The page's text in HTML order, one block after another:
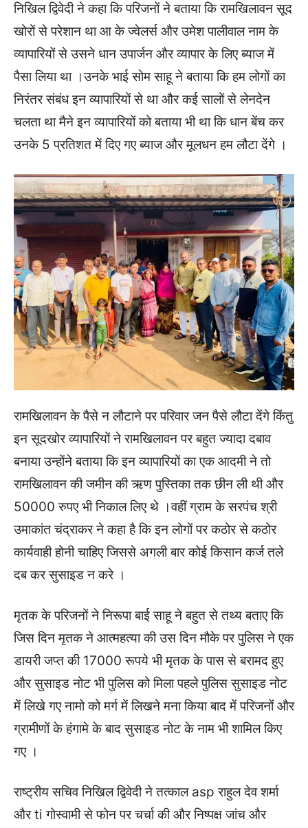
निखिल द्विवेदी ने कहा कि परिजनों ने बताया कि रामखिलावन सूद
खोरों से परेशान था आ के ज्वेलर्स और उमेश पालीवाल नाम के
व्यापारियों से उसने धान उपार्जन और व्यापार के लिए ब्याज में
पैसा लिया था ।उनके भाई सोम साहू ने बताया कि हम लोगों का
निरंतर संबंध इन व्यापारियों से था और कई सालों से लेनदेन
चलता था मैने इन व्यापारियों को बताया भी था कि धान बेंच कर
उनके 5 प्रतिशत में दिए गए ब्याज और मूलधन हम लौटा देंगे ।
रामखिलावन के पैसे न लौटाने पर परिवार जन पैसे लौटा देंगे किंतु
इन सूदखोर व्यापारियों ने रामखिलावन पर बहुत ज्यादा दबाव
बनाया उन्होंने बताया कि इन व्यापारियों का एक आदमी ने तो
रामखिलावन की जमीन की ऋण पुस्तिका तक छीन ली थी और
50000 रुपए भी निकाल लिए थे ।वहीं ग्राम के सरपंच श्री
उमाकांत चंद्राकर ने कहा है कि इन लोगों पर कठोर से कठोर
कार्यवाही होनी चाहिए जिससे अगली बार कोई किसान कर्ज तले
दब कर सुसाइड न करे ।
मृतक के परिजनों ने निरूपा बाई साहू ने बहुत से तथ्य बताए कि
जिस दिन मृतक ने आत्महत्या की उस दिन मौके पर पुलिस ने एक
डायरी जप्त की 17000 रूपये भी मृतक के पास से बरामद हुए
और सुसाइड नोट भी पुलिस को मिला पहले पुलिस सुसाइड नोट
में लिखे गए नामो को मर्ग में लिखने मना किया बाद में परिजनों और
ग्रामीणों के हंगामे के बाद सुसाइड नोट के नाम भी शामिल किए
गए ।
राष्ट्रीय सचिव निखिल द्विवेदी ने तत्काल asp राहुल देव शर्मा
और ti गोस्वामी से फोन पर चर्चा की और निष्पक्ष जांच और